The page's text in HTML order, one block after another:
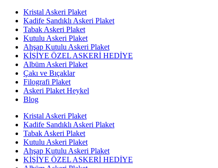
Kristal Askeri Plaket
Kadife Sandıklı Askeri Plaket
Tabak Askeri Plaket
Kutulu Askeri Plaket
Ahşap Kutulu Askeri Plaket
KİŞİYE ÖZEL ASKERİ HEDİYE
Albüm Askeri Plaket
Çakı ve Bıçaklar
Filografi Plaket
Askeri Plaket Heykel
Blog
Kristal Askeri Plaket
Kadife Sandıklı Askeri Plaket
Tabak Askeri Plaket
Kutulu Askeri Plaket
Ahşap Kutulu Askeri Plaket
KİŞİYE ÖZEL ASKERİ HEDİYE